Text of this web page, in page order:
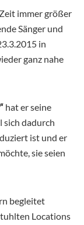
immer größer
Sänger und
in
ganz nahe
hat er seine
sich dadurch
ist und er
sie seien
begleitet
Locations